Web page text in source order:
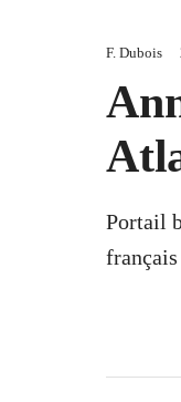
F. Dubois
Portail